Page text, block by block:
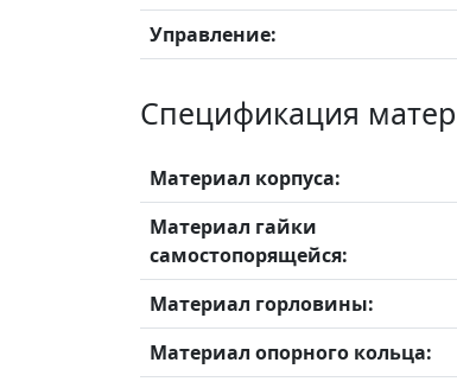
Управление:
Спецификация
Материал корпуса:
Материал гайки
самостопорящейся:
Материал горловины:
Материал опорного кольца: